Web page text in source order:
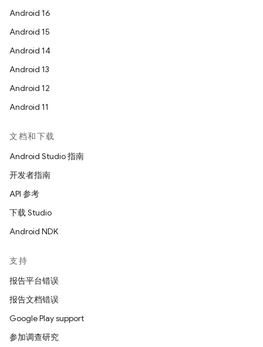
Android 16
Android 15
Android 14
Android 13
Android 12
Android 11
文档和下载
Android Studio 指南
开发者指南
API 参考
下载 Studio
Android NDK
支持
报告平台错误
报告文档错误
Google Play support
参加调查研究